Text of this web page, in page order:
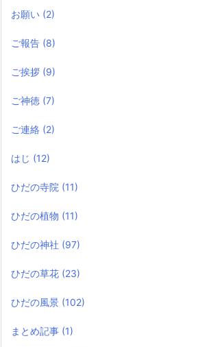
お願い (2)
ご報告 (8)
ご挨拶 (9)
ご神徳 (7)
ご連絡 (2)
はじ (12)
ひだの寺院 (11)
ひだの植物 (11)
ひだの神社 (97)
ひだの草花 (23)
ひだの風景 (102)
まとめ記事 (1)